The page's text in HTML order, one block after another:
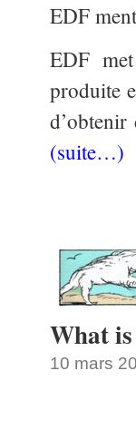
EDF
EDF
produite
(suite…)
What
10 mars